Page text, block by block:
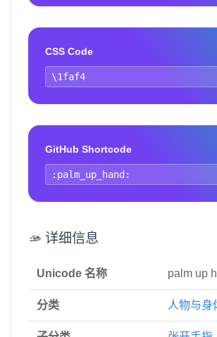
CSS Code
GitHub Shortcode
🫴 详细信息
Unicode 名称 palm up
分类 人物与身